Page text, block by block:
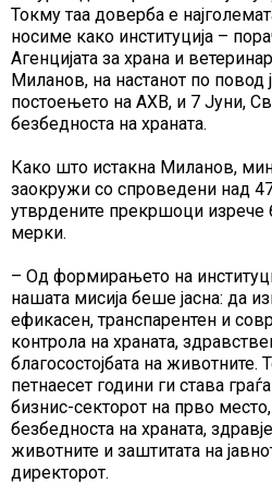
Токму таа доверба е
носиме како институција –
Агенцијата за храна и
Миланов, на настанот по повод
постоењето на АХВ, и 7 Јуни,
безбедноста на храната.
Како што истакна Миланов,
заокружи со спроведени над
утврдените прекршоци изрече
мерки.
– Од формирањето на
нашата мисија беше јасна: да
ефикасен, транспарентен и
контрола на храната,
благосостојбата на
петнаесет години ги става
бизнис-секторот на прво
безбедноста на храната,
животните и заштитата на
директорот.